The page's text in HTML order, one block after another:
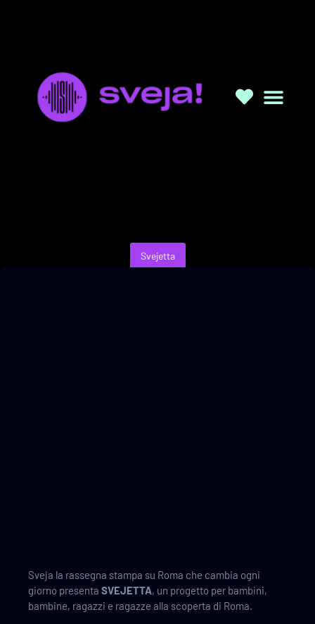
Svejetta
Sveja la rassegna stampa su Roma che cambia ogni
giorno presenta SVEJETTA, un progetto per bambini,
bambine, ragazzi e ragazze alla scoperta di Roma.